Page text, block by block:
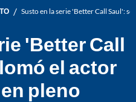
/ Susto en la serie 'Better Call Saul':
'Better Call
el actor
pleno